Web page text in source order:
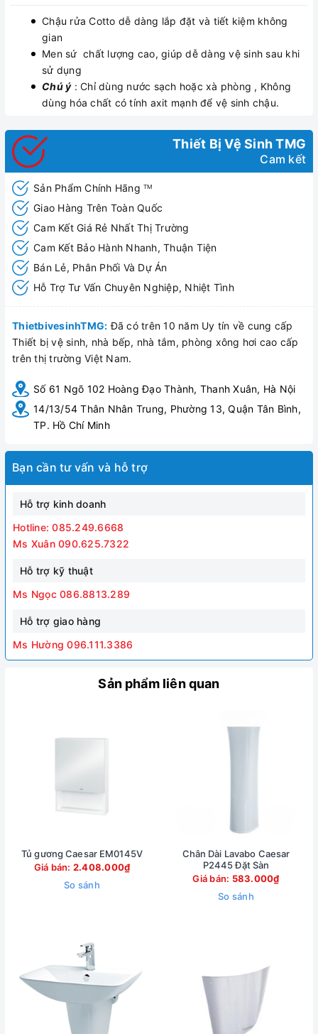
Chậu rửa Cotto dễ dàng lắp đặt và tiết kiệm không
gian
Men sứ chất lượng cao, giúp dễ dàng vệ sinh sau khi
sử dụng
Chú ý: Chỉ dùng nước sạch hoặc xà phòng , Không
dùng hóa chất có tính axit mạnh để vệ sinh chậu.
Thiết Bị Vệ Sinh TMG
Cam kết
Sản Phẩm Chính Hãng TM
Giao Hàng Trên Toàn Quốc
Cam Kết Giá Rẻ Nhất Thị Trường
Cam Kết Bảo Hành Nhanh, Thuận Tiện
Bán Lẻ, Phân Phối Và Dự Án
Hỗ Trợ Tư Vấn Chuyên Nghiệp, Nhiệt Tình
ThietbivesinhTMG: Đã có trên 10 năm Uy tín về cung cấp
Thiết bị vệ sinh, nhà bếp, nhà tắm, phòng xông hơi cao cấp
trên thị trường Việt Nam.
Số 61 Ngõ 102 Hoàng Đạo Thành, Thanh Xuân, Hà Nội
14/13/54 Thân Nhân Trung, Phường 13, Quận Tân Bình,
TP. Hồ Chí Minh
Bạn cần tư vấn và hỗ trợ
Hỗ trợ kinh doanh
Hotline: 085.249.6668
Ms Xuân 090.625.7322
Hỗ trợ kỹ thuật
Ms Ngọc 086.8813.289
Hỗ trợ giao hàng
Ms Hường 096.111.3386
Sản phẩm liên quan
Tủ gương Caesar EM0145V
Giá bán: 2.408.000₫
So sánh
Chân Dài Lavabo Caesar
P2445 Đặt Sàn
Giá bán: 583.000₫
So sánh